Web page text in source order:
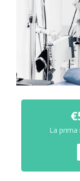
La prima